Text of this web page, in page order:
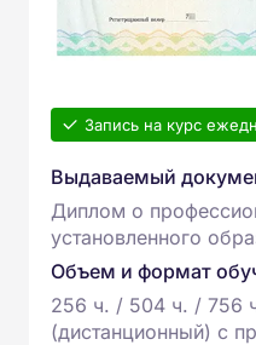
Запись на курс
Выдаваемый
Диплом о
установленного
Объем и формат
256 ч. / 504 ч. / 756
(дистанционный) с